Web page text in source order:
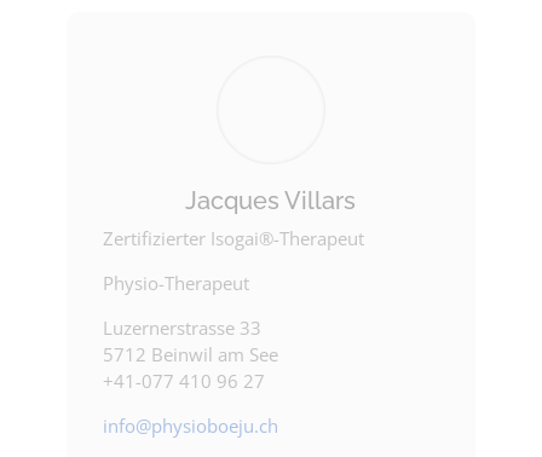
Jacques Villars
Zertifizierter Isogai®-Therapeut
Physio-Therapeut
Luzernerstrasse 33
5712 Beinwil am See
+41-077 410 96 27
info@physioboeju.ch